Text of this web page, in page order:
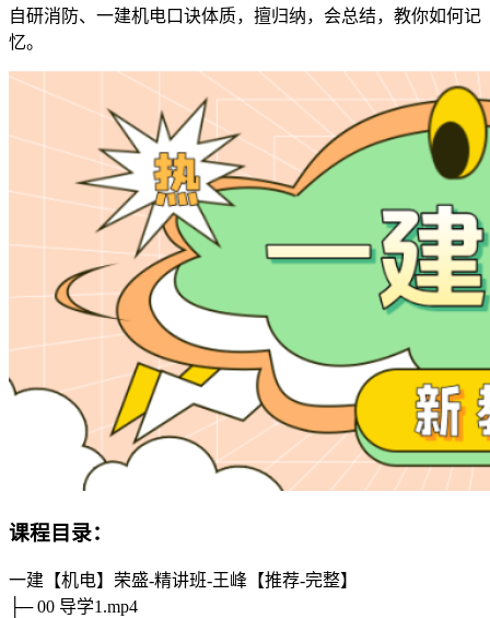
自研消防、一建机电口诀体质，擅归纳，会总结，教你如何记
忆。
课程目录：
一建【机电】荣盛-精讲班-王峰【推荐-完整】
├─ 00 导学1.mp4